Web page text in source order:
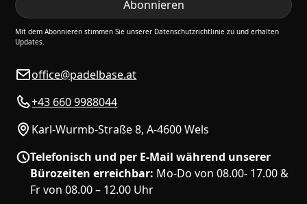
Mit dem Abonnieren stimmen Sie unserer Datenschutzrichtlinie zu und erhalten
Updates.
office@padelbase.at
+43 660 9988044
Karl-Wurmb-Straße 8, A-4600 Wels
Telefonisch und per E-Mail während unserer
Bürozeiten erreichbar: Mo-Do von 08.00- 17.00 &
Fr von 08.00 – 12.00 Uhr